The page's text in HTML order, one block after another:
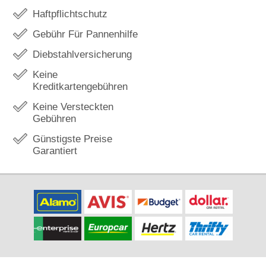
Haftpflichtschutz
Gebühr Für Pannenhilfe
Diebstahlversicherung
Keine
Kreditkartengebühren
Keine Versteckten
Gebühren
Günstigste Preise
Garantiert